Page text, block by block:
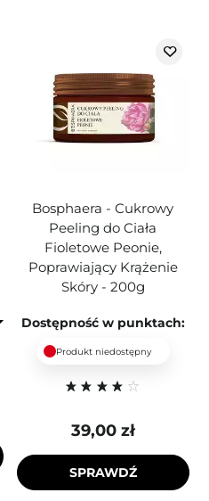
Bosphaera - Cukrowy
Peeling do Ciała
Fioletowe Peonie,
Poprawiający Krążenie
Skóry - 200g
Dostępność w punktach:
Produkt niedostępny
39,00 zł
SPRAWDŹ